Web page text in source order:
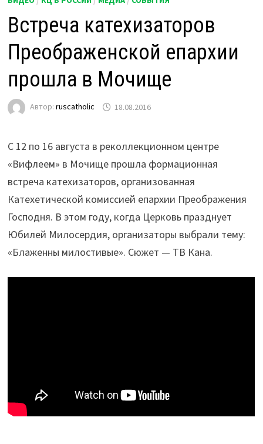
Встреча катехизаторов
Преображенской епархии
прошла в Мочище
Автор:ruscatholic 18.08.2016
С 12 по 16 августа в реколлекционном центре
«Вифлеем» в Мочище прошла формационная
встреча катехизаторов, организованная
Катехетической комиссией епархии Преображения
Господня. В этом году, когда Церковь празднует
Юбилей Милосердия, организаторы выбрали тему:
«Блаженны милостивые». Сюжет — ТВ Кана.